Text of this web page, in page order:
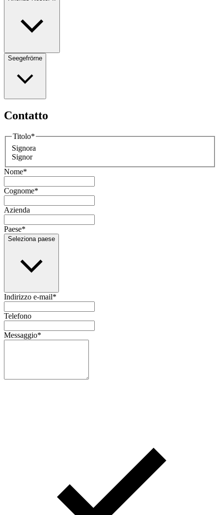
Seegefrörne
Contatto
Titolo*
Signora
Signor
Nome*
Cognome*
Azienda
Paese*
Seleziona paese
Indirizzo e-mail*
Telefono
Messaggio*